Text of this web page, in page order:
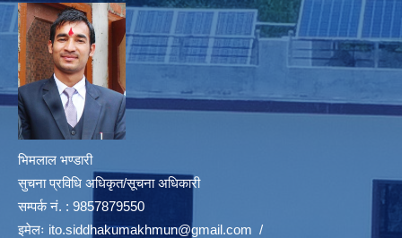
भिमलाल भण्डारी
सुचना प्रविधि अधिकृत/सूचना अधिकारी
सम्पर्क नं. : 9857879550
इमेलः ito.siddhakumakhmun@gmail.com /